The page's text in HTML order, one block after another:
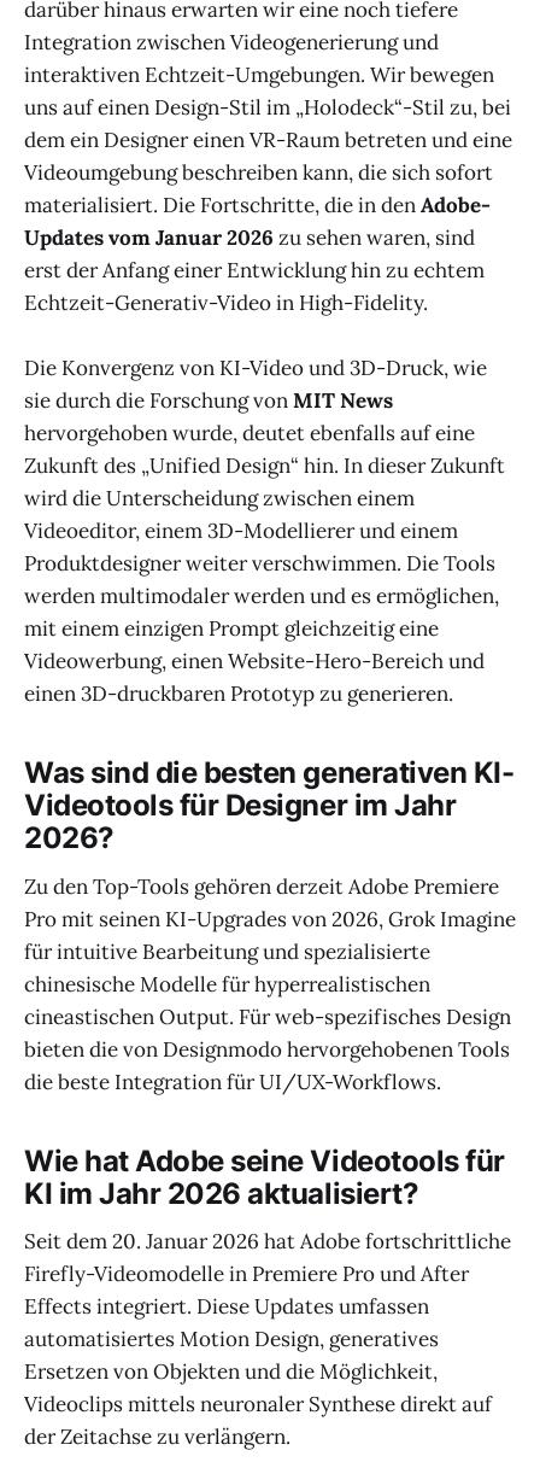
darüber hinaus erwarten wir eine noch tiefere
Integration zwischen Videogenerierung und
interaktiven Echtzeit-Umgebungen. Wir bewegen
uns auf einen Design-Stil im „Holodeck“-Stil zu, bei
dem ein Designer einen VR-Raum betreten und eine
Videoumgebung beschreiben kann, die sich sofort
materialisiert. Die Fortschritte, die in denAdobe-
Updates vom Januar 2026 zu sehen waren, sind
erst der Anfang einer Entwicklung hin zu echtem
Echtzeit-Generativ-Video in High-Fidelity.
Die Konvergenz von KI-Video und 3D-Druck, wie
sie durch die Forschung vonMIT News
hervorgehoben wurde, deutet ebenfalls auf eine
Zukunft des „Unified Design“ hin. In dieser Zukunft
wird die Unterscheidung zwischen einem
Videoeditor, einem 3D-Modellierer und einem
Produktdesigner weiter verschwimmen. Die Tools
werden multimodaler werden und es ermöglichen,
mit einem einzigen Prompt gleichzeitig eine
Videowerbung, einen Website-Hero-Bereich und
einen 3D-druckbaren Prototyp zu generieren.
Was sind die besten generativen KI-
Videotools für Designer im Jahr
2026?
Zu den Top-Tools gehören derzeit Adobe Premiere
Pro mit seinen KI-Upgrades von 2026, Grok Imagine
für intuitive Bearbeitung und spezialisierte
chinesische Modelle für hyperrealistischen
cineastischen Output. Für web-spezifisches Design
bieten die von Designmodo hervorgehobenen Tools
die beste Integration für UI/UX-Workflows.
Wie hat Adobe seine Videotools für
KI im Jahr 2026 aktualisiert?
Seit dem 20. Januar 2026 hat Adobe fortschrittliche
Firefly-Videomodelle in Premiere Pro und After
Effects integriert. Diese Updates umfassen
automatisiertes Motion Design, generatives
Ersetzen von Objekten und die Möglichkeit,
Videoclips mittels neuronaler Synthese direkt auf
der Zeitachse zu verlängern.